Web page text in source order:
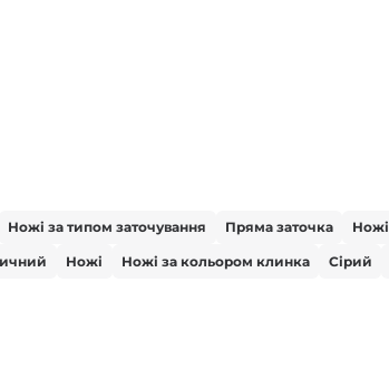
Ножі за типом заточування Пряма заточка Ножі
Ножі Ножі за кольором клинка Сірий